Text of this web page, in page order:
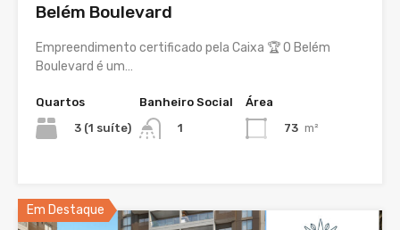
Belém Boulevard
Empreendimento certificado pela Caixa 🏆 O Belém
Boulevard é um…
Quartos
3 (1 suíte)
Banheiro Social
1
Área
73 m²
Em Destaque